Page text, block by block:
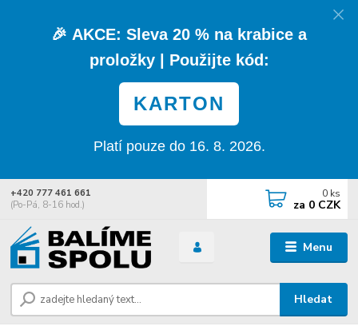
🎉 AKCE: Sleva 20 % na krabice a
proložky| Použijte kód:
KARTON
Platí pouze do 16. 8. 2026.
Menu
Hledat
+420 777 461 661
(Po-Pá, 8-16 hod.)
0 ks
za 0 CZK